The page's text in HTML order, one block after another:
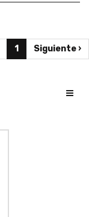
1 Siguiente ›